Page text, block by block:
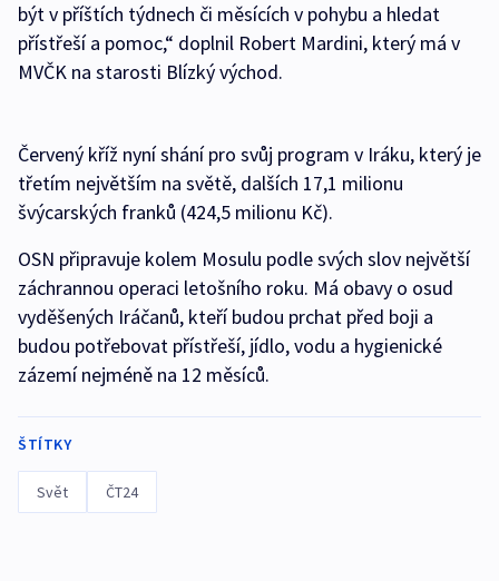
být v příštích týdnech či měsících v pohybu a hledat
přístřeší a pomoc,“ doplnil Robert Mardini, který má v
MVČK na starosti Blízký východ.
Červený kříž nyní shání pro svůj program v Iráku, který je
třetím největším na světě, dalších 17,1 milionu
švýcarských franků (424,5 milionu Kč).
OSN připravuje kolem Mosulu podle svých slov největší
záchrannou operaci letošního roku. Má obavy o osud
vyděšených Iráčanů, kteří budou prchat před boji a
budou potřebovat přístřeší, jídlo, vodu a hygienické
zázemí nejméně na 12 měsíců.
ŠTÍTKY
Svět ČT24